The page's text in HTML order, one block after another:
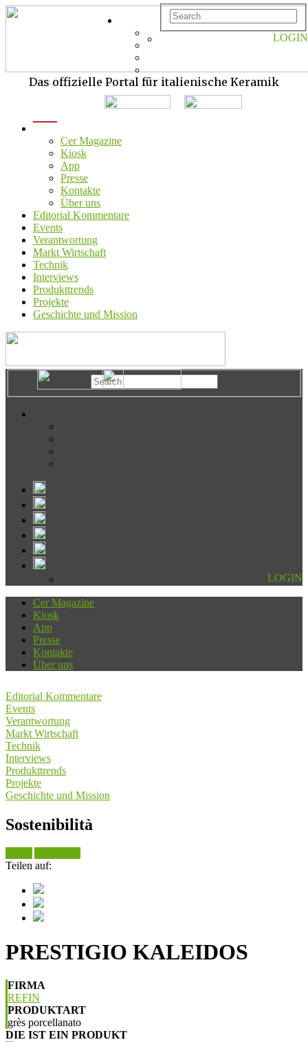
Das offizielle Portal für italienische Keramik
Cer Magazine
Kiosk
App
Presse
Kontakte
Über uns
Editorial Kommentare
Events
Verantwortung
Markt Wirtschaft
Technik
Interviews
Produkttrends
Projekte
Geschichte und Mission
LOGIN
LOGIN
Cer Magazine
Kiosk
App
Presse
Kontakte
Über uns
Editorial Kommentare
Events
Verantwortung
Markt Wirtschaft
Technik
Interviews
Produkttrends
Projekte
Geschichte und Mission
Sostenibilità
Teilen auf:
PRESTIGIO KALEIDOS
FIRMA
REFIN
PRODUKTART
grès porcellanato
DIE IST EIN PRODUKT